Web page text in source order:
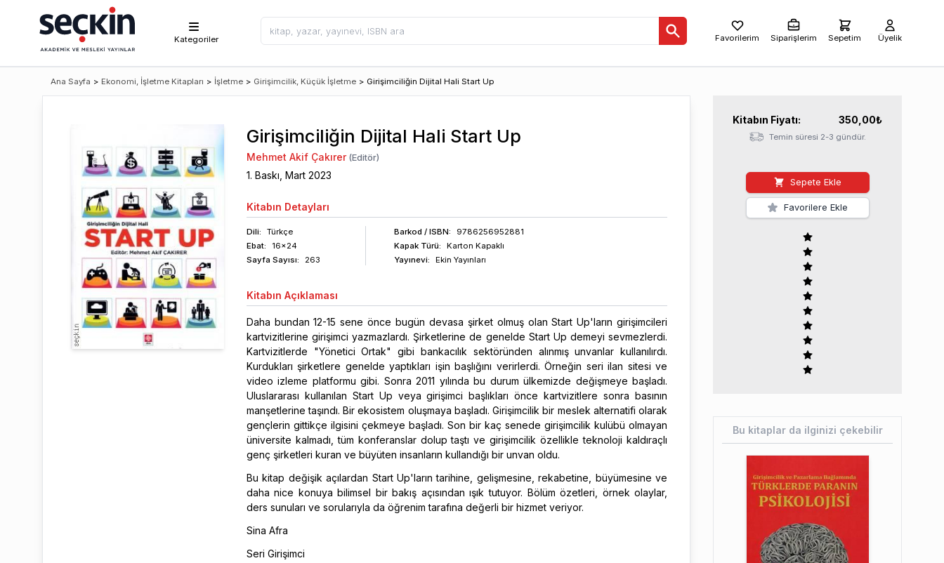
Kategoriler Favorilerim Siparişlerim Sepetim Üyelik
Ana Sayfa > Ekonomi, İşletme Kitapları > İşletme > Girişimcilik, Küçük İşletme > Girişimciliğin Dijital Hali Start Up
Girişimciliğin Dijital Hali Start Up
Mehmet Akif Çakırer(Editör)
1. Baskı, Mart 2023
Kitabın Detayları
Dili:
Türkçe
Ebat:
16x24
Sayfa Sayısı: 263
Barkod / ISBN:
9786256952881
Kapak Türü:
Karton Kapaklı
Yayınevi:
Ekin Yayınları
Kitabın Açıklaması
Daha bundan 12-15 sene önce bugün devasa şirket olmuş olan Start Up'ların girişimcileri
kartvizitlerine girişimci yazmazlardı. Şirketlerine de genelde Start Up demeyi sevmezlerdi.
Kartvizitlerde "Yönetici Ortak" gibi bankacılık sektöründen alınmış unvanlar kullanılırdı.
Kurdukları şirketlere genelde yaptıkları işin başlığını verirlerdi. Örneğin seri ilan sitesi ve
video izleme platformu gibi. Sonra 2011 yılında bu durum ülkemizde değişmeye başladı.
Uluslararası kullanılan Start Up veya girişimci başlıkları önce kartvizitlere sonra basının
manşetlerine taşındı. Bir ekosistem oluşmaya başladı. Girişimcilik bir meslek alternatifi olarak
gençlerin gittikçe ilgisini çekmeye başladı. Son bir kaç senede girişimcilik kulübü olmayan
üniversite kalmadı, tüm konferanslar dolup taştı ve girişimcilik özellikle teknoloji kaldıraçlı
genç şirketleri kuran ve büyüten insanların kullandığı bir unvan oldu.
Bu kitap değişik açılardan Start Up'ların tarihine, gelişmesine, rekabetine, büyümesine ve
daha nice konuya bilimsel bir bakış açısından ışık tutuyor. Bölüm özetleri, örnek olaylar,
ders sunuları ve sorularıyla da öğrenim tarafına değerli bir hizmet veriyor.
Sina Afra
Seri Girişimci
Kitabın Fiyatı: 350,00₺
Temin süresi 2-3 gündür.
Sepete Ekle
Favorilere Ekle
Bu kitaplar da ilginizi çekebilir